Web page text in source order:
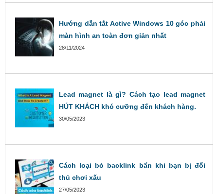
Hướng dẫn tắt Active Windows 10 góc phải
màn hình an toàn đơn giản nhất
28/11/2024
Lead magnet là gì? Cách tạo lead magnet
HÚT KHÁCH khó cưỡng đến khách hàng.
30/05/2023
Cách loại bỏ backlink bẩn khi bạn bị đối
thủ chơi xấu
27/05/2023